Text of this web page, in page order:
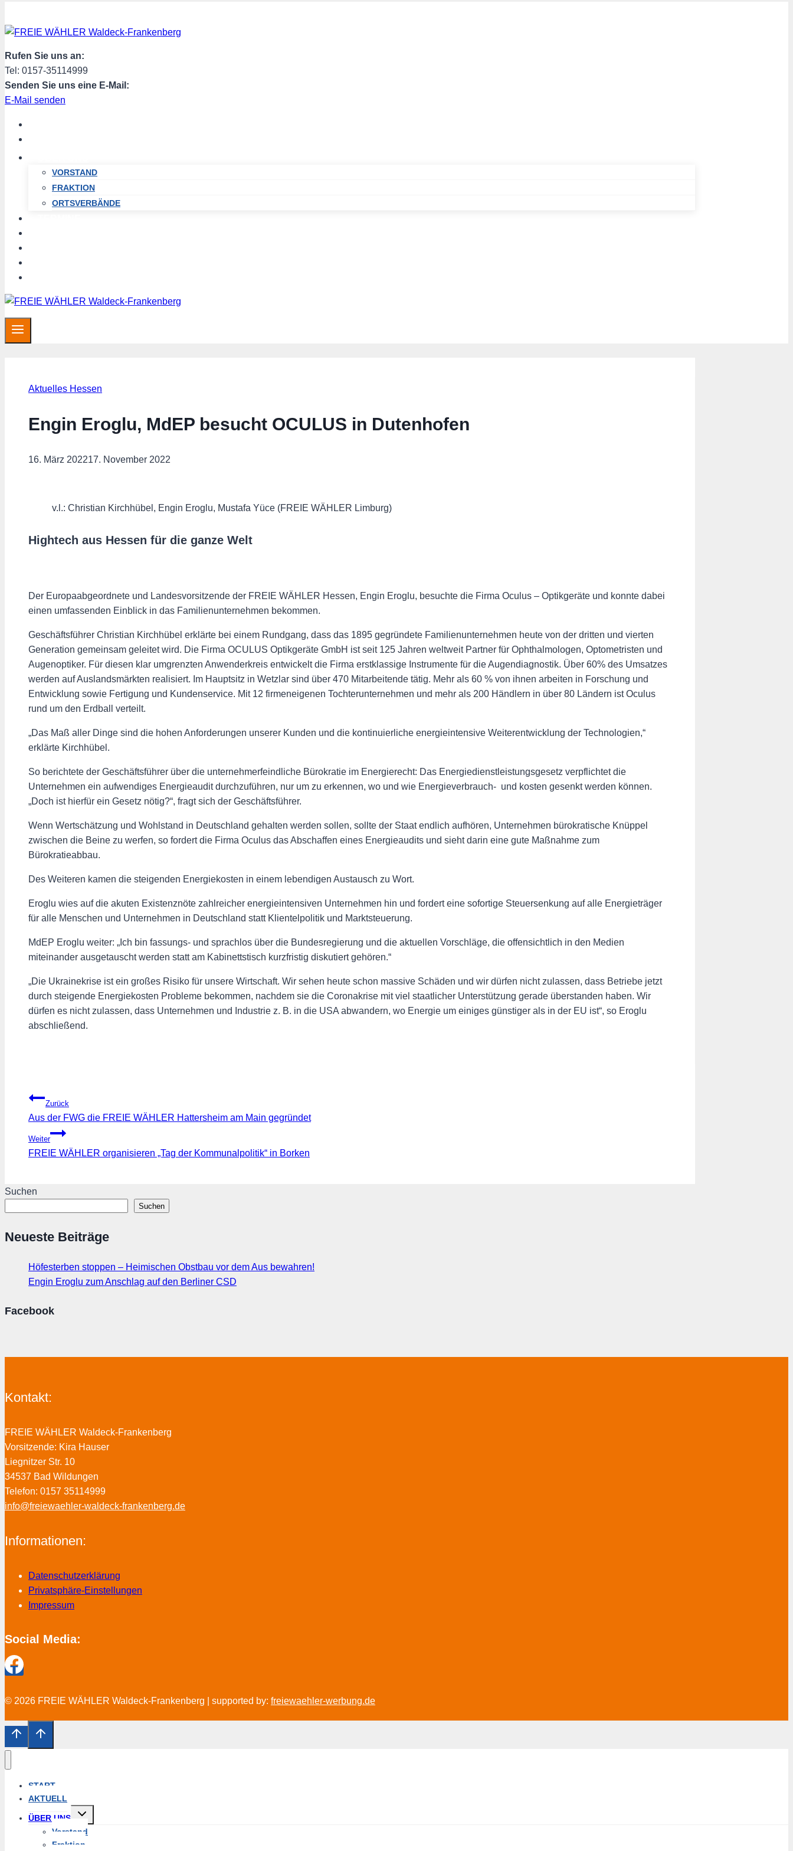
Inhalt
springen
Rufen Sie uns an:
Tel: 0157-35114999
Senden Sie uns eine E-Mail:
E-Mail senden
VORSTAND
FRAKTION
ORTSVERBÄNDE
Aktuelles Hessen
Engin Eroglu, MdEP besucht OCULUS in Dutenhofen
16. März 202217. November 2022
v.l.: Christian Kirchhübel, Engin Eroglu, Mustafa Yüce (FREIE WÄHLER Limburg)
Hightech aus Hessen für die ganze Welt
Der Europaabgeordnete und Landesvorsitzende der FREIE WÄHLER Hessen, Engin Eroglu, besuchte die Firma Oculus – Optikgeräte und konnte dabei
einen umfassenden Einblick in das Familienunternehmen bekommen.
Geschäftsführer Christian Kirchhübel erklärte bei einem Rundgang, dass das 1895 gegründete Familienunternehmen heute von der dritten und vierten
Generation gemeinsam geleitet wird. Die Firma OCULUS Optikgeräte GmbH ist seit 125 Jahren weltweit Partner für Ophthalmologen, Optometristen und
Augenoptiker. Für diesen klar umgrenzten Anwenderkreis entwickelt die Firma erstklassige Instrumente für die Augendiagnostik. Über 60% des Umsatzes
werden auf Auslandsmärkten realisiert. Im Hauptsitz in Wetzlar sind über 470 Mitarbeitende tätig. Mehr als 60 % von ihnen arbeiten in Forschung und
Entwicklung sowie Fertigung und Kundenservice. Mit 12 firmeneigenen Tochterunternehmen und mehr als 200 Händlern in über 80 Ländern ist Oculus
rund um den Erdball verteilt.
„Das Maß aller Dinge sind die hohen Anforderungen unserer Kunden und die kontinuierliche energieintensive Weiterentwicklung der Technologien,“
erklärte Kirchhübel.
So berichtete der Geschäftsführer über die unternehmerfeindliche Bürokratie im Energierecht: Das Energiedienstleistungsgesetz verpflichtet die
Unternehmen ein aufwendiges Energieaudit durchzuführen, nur um zu erkennen, wo und wie Energieverbrauch- und kosten gesenkt werden können.
„Doch ist hierfür ein Gesetz nötig?“, fragt sich der Geschäftsführer.
Wenn Wertschätzung und Wohlstand in Deutschland gehalten werden sollen, sollte der Staat endlich aufhören, Unternehmen bürokratische Knüppel
zwischen die Beine zu werfen, so fordert die Firma Oculus das Abschaffen eines Energieaudits und sieht darin eine gute Maßnahme zum
Bürokratieabbau.
Des Weiteren kamen die steigenden Energiekosten in einem lebendigen Austausch zu Wort.
Eroglu wies auf die akuten Existenznöte zahlreicher energieintensiven Unternehmen hin und fordert eine sofortige Steuersenkung auf alle Energieträger
für alle Menschen und Unternehmen in Deutschland statt Klientelpolitik und Marktsteuerung.
MdEP Eroglu weiter: „Ich bin fassungs- und sprachlos über die Bundesregierung und die aktuellen Vorschläge, die offensichtlich in den Medien
miteinander ausgetauscht werden statt am Kabinettstisch kurzfristig diskutiert gehören.“
„Die Ukrainekrise ist ein großes Risiko für unsere Wirtschaft. Wir sehen heute schon massive Schäden und wir dürfen nicht zulassen, dass Betriebe jetzt
durch steigende Energiekosten Probleme bekommen, nachdem sie die Coronakrise mit viel staatlicher Unterstützung gerade überstanden haben. Wir
dürfen es nicht zulassen, dass Unternehmen und Industrie z. B. in die USA abwandern, wo Energie um einiges günstiger als in der EU ist“, so Eroglu
abschließend.
Beitragsnavigation
Zurück
Aus der FWG die FREIE WÄHLER Hattersheim am Main gegründet
Weiter
FREIE WÄHLER organisieren „Tag der Kommunalpolitik“ in Borken
Suchen
Suchen
Neueste Beiträge
Höfesterben stoppen – Heimischen Obstbau vor dem Aus bewahren!
Engin Eroglu zum Anschlag auf den Berliner CSD
Facebook
Kontakt:
FREIE WÄHLER Waldeck-Frankenberg
Vorsitzende: Kira Hauser
Liegnitzer Str. 10
34537 Bad Wildungen
Telefon: 0157 35114999
info@freiewaehler-waldeck-frankenberg.de
Informationen:
Datenschutzerklärung
Privatsphäre-Einstellungen
Impressum
Social Media:
© 2026 FREIE WÄHLER Waldeck-Frankenberg | supported by: freiewaehler-werbung.de
START
AKTUELL
ÜBER UNS
Untermenü
Vorstand
Fraktion